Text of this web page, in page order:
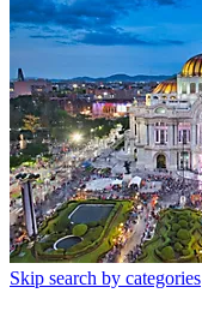
Skip search by categories